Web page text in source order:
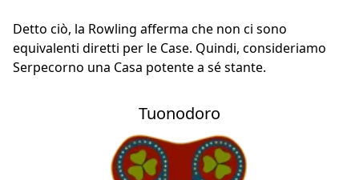
Detto ciò, la Rowling afferma che non ci sono
equivalenti diretti per le Case. Quindi, consideriamo
Serpecorno una Casa potente a sé stante.
Tuonodoro